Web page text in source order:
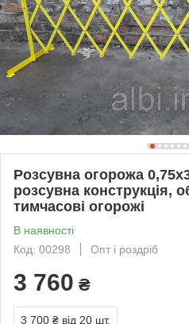
Розсувна огорожа
розсувна конструкція,
тимчасові огорожі
В наявності
Код: 00298
Опт і роздріб
3 760 ₴
3 700 ₴ від 20 шт.